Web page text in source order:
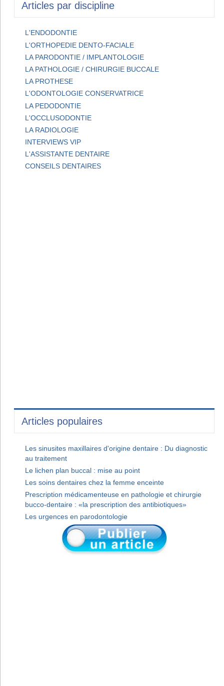
Articles par discipline
L'ENDODONTIE
L'ORTHOPEDIE DENTO-FACIALE
LA PARODONTIE / IMPLANTOLOGIE
LA PATHOLOGIE / CHIRURGIE BUCCALE
LA PROTHESE
L'ODONTOLOGIE CONSERVATRICE
LA PEDODONTIE
L'OCCLUSODONTIE
LA RADIOLOGIE
INTERVIEWS VIP
L'ASSISTANTE DENTAIRE
CONSEILS DENTAIRES
Articles populaires
Les sinusites maxillaires d'origine dentaire : Du diagnostic
au traitement
Le lichen plan buccal : mise au point
Les soins dentaires chez la femme enceinte
Prescription médicamenteuse en pathologie et chirurgie
bucco-dentaire : «la prescription des antibiotiques»
Les urgences en parodontologie